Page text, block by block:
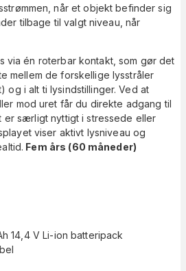
når et objekt befinder sig
tilbage til valgt niveau, når
via én roterbar kontakt, som gør det
mellem de forskellige lysstråler
og i alt ti lysindstillinger. Ved at
mod uret får du direkte adgang til
er særligt nyttigt i stressede eller
viser aktivt lysniveau og
Fem års (60 måneder)
14,4 V Li-ion batteripack